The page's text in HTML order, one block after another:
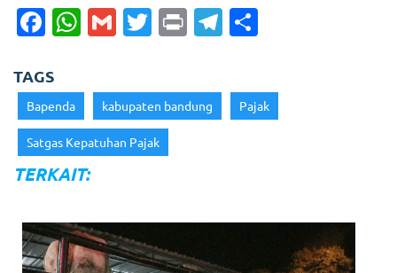
un
g
La
pa
ng
ng
F
a
c
e
b
o
o
k
W
h
ts
A
p
p
G
m
l
T
w
er
Pr
in
T
el
gre
TAGS
Bapenda kabupaten bandung Pajak
Satgas Kepatuhan Pajak
TERKAIT: